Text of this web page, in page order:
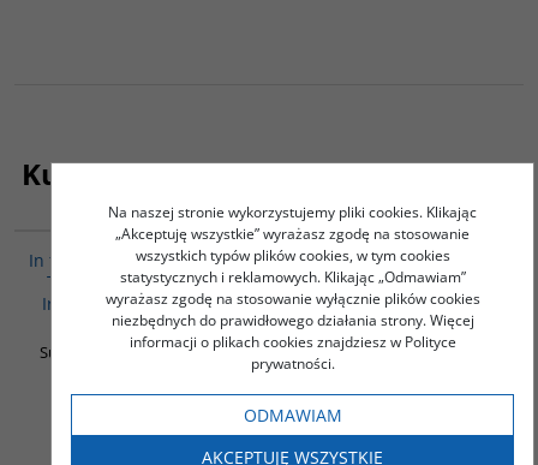
Kupujący ten produkt kupili także:
G460
In the Archive of Memory.
The Fate of Poles and
Iranians in the Second
World War
Surdykowska Sylwia (red.)
ZOBACZ
Judaizm
Dominique de La
Maisonneuve
ZOBACZ
Na naszej stronie wykorzystujemy pliki cookies. Klikając
„Akceptuję wszystkie” wyrażasz zgodę na stosowanie
wszystkich typów plików cookies, w tym cookies
statystycznych i reklamowych. Klikając „Odmawiam”
wyrażasz zgodę na stosowanie wyłącznie plików cookies
niezbędnych do prawidłowego działania strony. Więcej
informacji o plikach cookies znajdziesz w Polityce
prywatności.
ODMAWIAM
AKCEPTUJĘ WSZYSTKIE